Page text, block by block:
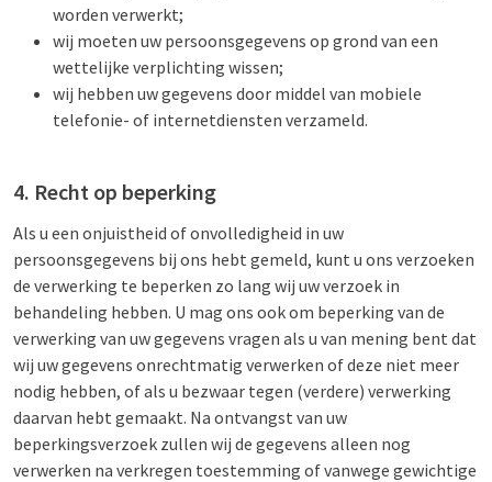
worden verwerkt;
wij moeten uw persoonsgegevens op grond van een
wettelijke verplichting wissen;
wij hebben uw gegevens door middel van mobiele
telefonie- of internetdiensten verzameld.
4. Recht op beperking
Als u een onjuistheid of onvolledigheid in uw
persoonsgegevens bij ons hebt gemeld, kunt u ons verzoeken
de verwerking te beperken zo lang wij uw verzoek in
behandeling hebben. U mag ons ook om beperking van de
verwerking van uw gegevens vragen als u van mening bent dat
wij uw gegevens onrechtmatig verwerken of deze niet meer
nodig hebben, of als u bezwaar tegen (verdere) verwerking
daarvan hebt gemaakt. Na ontvangst van uw
beperkingsverzoek zullen wij de gegevens alleen nog
verwerken na verkregen toestemming of vanwege gewichtige